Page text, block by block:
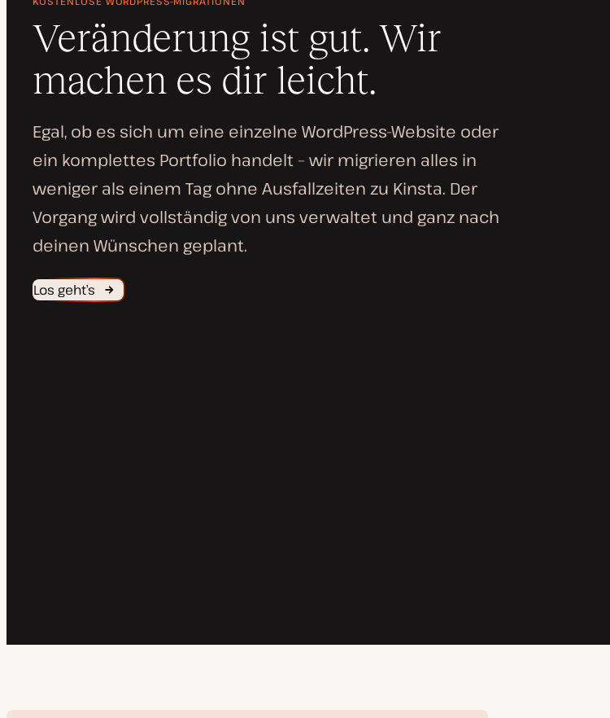
Veränderung ist gut. Wir
machen es dir leicht.
Egal, ob es sich um eine einzelne WordPress-Website oder
ein komplettes Portfolio handelt – wir migrieren alles in
weniger als einem Tag ohne Ausfallzeiten zu Kinsta. Der
Vorgang wird vollständig von uns verwaltet und ganz nach
deinen Wünschen geplant.
Los geht’s